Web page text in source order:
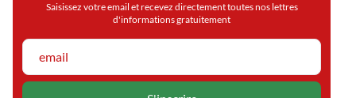
Saisissez votre email et recevez directement toutes nos lettres
d'informations gratuitement